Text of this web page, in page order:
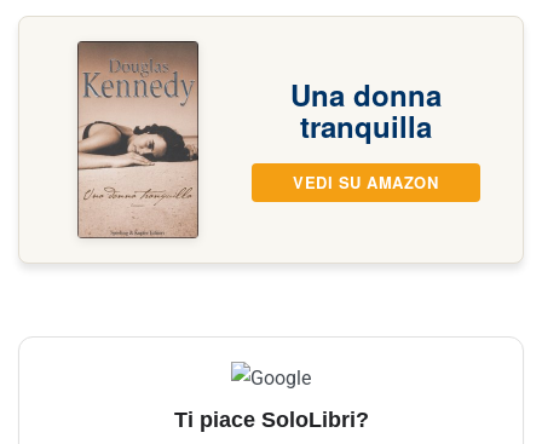
Una donna
tranquilla
VEDI SU AMAZON
Ti piace SoloLibri?